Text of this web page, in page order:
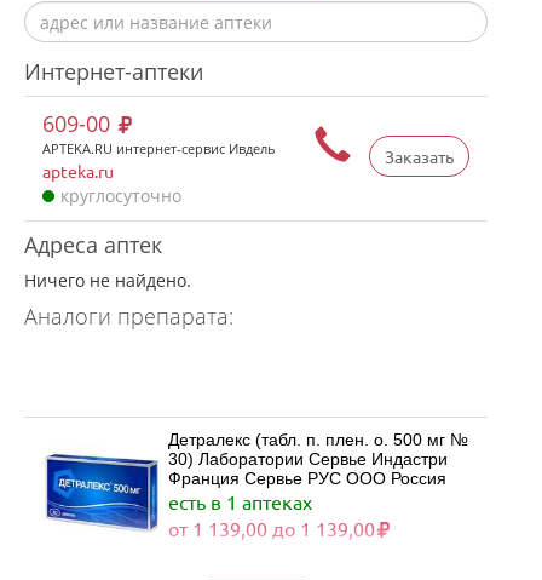
Интернет-аптеки
Заказать
609-00
APTEKA.RU интернет-сервис Ивдель
apteka.ru
круглосуточно
Адреса аптек
Ничего не найдено.
Аналоги препарата:
Детралекс (табл. п. плен. о. 500 мг №
30) Лаборатории Сервье Индастри
Франция Сервье РУС ООО Россия
есть в 1 аптеках
от 1 139,00 до 1 139,00